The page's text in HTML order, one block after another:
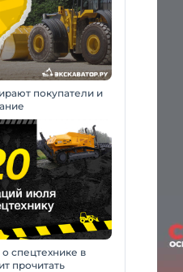
покупатели и
спецтехнике в
прочитать